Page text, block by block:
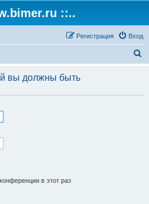
::..
Вход
Регистрация
с
вы должны быть
в этот раз